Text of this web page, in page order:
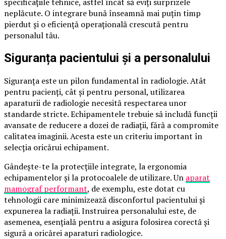
neplăcute. O integrare bună înseamnă mai puțin timp
pierdut și o eficiență operațională crescută pentru
personalul tău.
Siguranța pacientului și a personalului
Siguranța este un pilon fundamental în radiologie. Atât
pentru pacienți, cât și pentru personal, utilizarea
aparaturii de radiologie necesită respectarea unor
standarde stricte. Echipamentele trebuie să includă funcții
avansate de reducere a dozei de radiații, fără a compromite
calitatea imaginii. Acesta este un criteriu important în
selecția oricărui echipament.
Gândește-te la protecțiile integrate, la ergonomia
echipamentelor și la protocoalele de utilizare. Un aparat
mamograf performant, de exemplu, este dotat cu
tehnologii care minimizează disconfortul pacientului și
expunerea la radiații. Instruirea personalului este, de
asemenea, esențială pentru a asigura folosirea corectă și
sigură a oricărei aparaturi radiologice.